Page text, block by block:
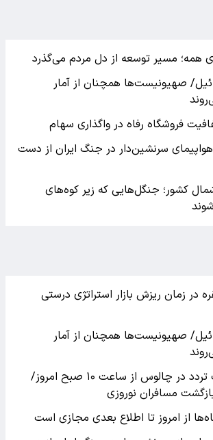
همه؛ مسیر توسعه از دل مردم می‌گذرد
صهیونیست‌ها همچنان از آمار
فروشگاه رفاه در واگذاری سهام
آمریکا دستکم 7 هواپیمای سرنشین‌دار در جنگ ایران از دست
کشور؛ جنگل‌هایی که زیر کوه‌های
در زمان ریزش بازار استراتژی درستی
صهیونیست‌ها همچنان از آمار
اعمال محدودیت تردد در چالوس از ساعت ۱۰ صبح امروز/
مسافران نوروزی
از امروز تا اطلاع بعدی مجازی است